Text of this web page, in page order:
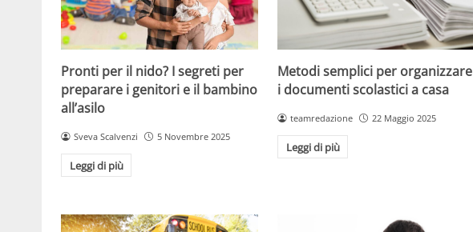
Pronti per il nido? I segreti per
preparare i genitori e il bambino
all’asilo
Sveva Scalvenzi 5 Novembre 2025
Leggi di più
Metodi semplici per organizzare
i documenti scolastici a casa
teamredazione 22 Maggio 2025
Leggi di più